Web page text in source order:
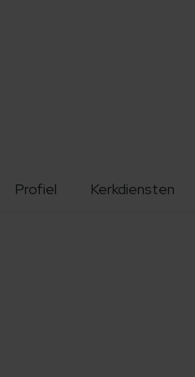
Profiel Kerkdiensten